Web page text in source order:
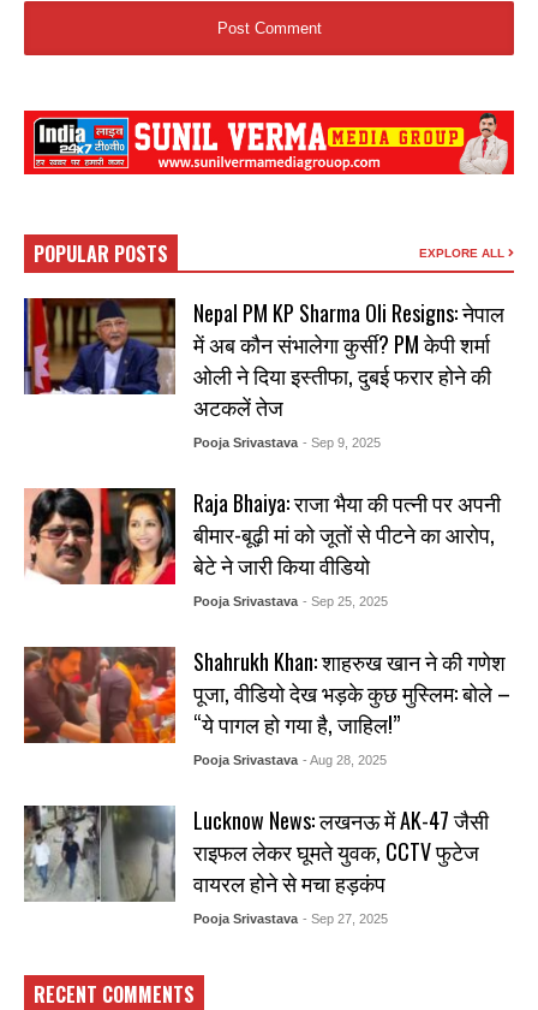
POPULAR POSTS EXPLORE ALL
Nepal PM KP Sharma Oli Resigns: नेपाल
में अब कौन संभालेगा कुर्सी? PM केपी शर्मा
ओली ने दिया इस्तीफा, दुबई फरार होने की
अटकलें तेज
Pooja Srivastava - Sep 9, 2025
Raja Bhaiya: राजा भैया की पत्नी पर अपनी
बीमार-बूढ़ी मां को जूतों से पीटने का आरोप,
बेटे ने जारी किया वीडियो
Pooja Srivastava - Sep 25, 2025
Shahrukh Khan: शाहरुख खान ने की गणेश
पूजा, वीडियो देख भड़के कुछ मुस्लिम: बोले –
“ये पागल हो गया है, जाहिल!”
Pooja Srivastava - Aug 28, 2025
Lucknow News: लखनऊ में AK-47 जैसी
राइफल लेकर घूमते युवक, CCTV फुटेज
वायरल होने से मचा हड़कंप
Pooja Srivastava - Sep 27, 2025
RECENT COMMENTS